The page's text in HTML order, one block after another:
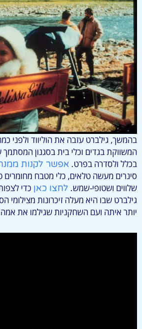
בהמשך, גילברט עזבה את הוליווד ולפני
המשווקת בגדים וכלי בית בסגנון
בכלל ולסדרה בפרט. אפשר לקנות
סינרים מעשה טלאים, כלי מטבח מחומרים
שלווים ושטופי-שמש. לחצו כאן כדי
גילברט שבו היא מעלה זיכרונות
יותר איתה ועם השחקניות שגילמו את